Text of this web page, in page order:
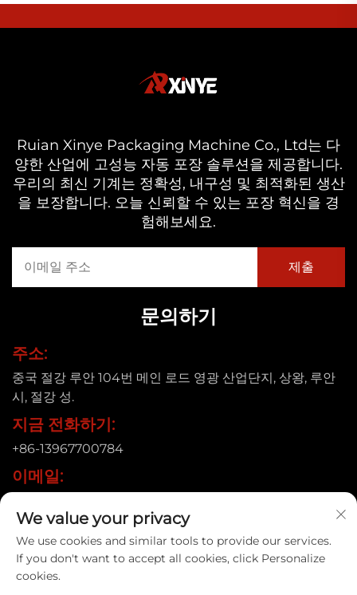
Ruian Xinye Packaging Machine Co., Ltd는 다
양한 산업에 고성능 자동 포장 솔루션을 제공합니다.
우리의 최신 기계는 정확성, 내구성 및 최적화된 생산
을 보장합니다. 오늘 신뢰할 수 있는 포장 혁신을 경
험해보세요.
문의하기
주소:
중국 절강 루안 104번 메인 로드 영광 산업단지, 상왕, 루안
시, 절강 성.
지금 전화하기:
+86-13967700784
이메일:
저작권 © 2025 Ruian Xinye Packaging Machine Co., Ltd. |
We value your privacy
We use cookies and similar tools to provide our services.
If you don't want to accept all cookies, click Personalize
cookies.